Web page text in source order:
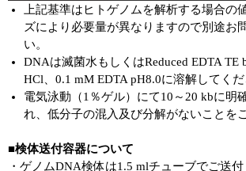
上記基準はヒトゲノムを解析する場合の
ズにより必要量が異なりますので別途お
い。
DNAは滅菌水もしくはReduced EDTA TE
HCl、0.1 mM EDTA pH8.0に溶解してくだ
電気泳動（1％ゲル）にて10～20 kbに明
れ、低分子の混入及び分解がないことを
■検体送付容器について
・ゲノムDNA検体は1.5 mlチューブでご送付